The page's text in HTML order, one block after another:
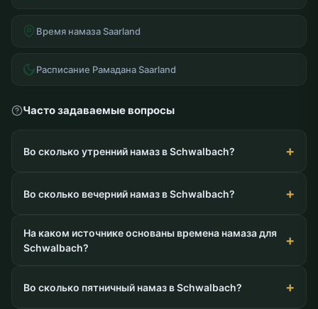
Время намаза Saarland
Расписание Рамадана Saarland
Часто задаваемые вопросы
Во сколько утренний намаз в Schwalbach?
Во сколько вечерний намаз в Schwalbach?
На каком источнике основаны времена намаза для
Schwalbach?
Во сколько пятничный намаз в Schwalbach?